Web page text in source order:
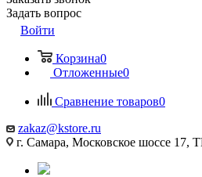
Задать вопрос
Войти
Корзина0
Отложенные0
Сравнение товаров0
zakaz@kstore.ru
г. Самара, Московское шоссе 17,